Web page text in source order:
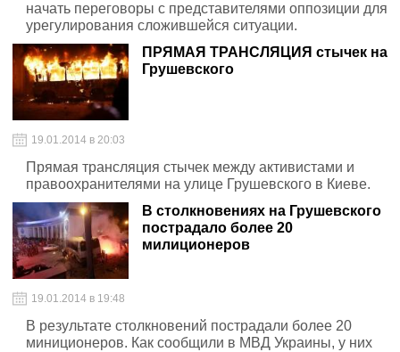
начать переговоры с представителями оппозиции для
урегулирования сложившейся ситуации.
ПРЯМАЯ ТРАНСЛЯЦИЯ стычек на
Грушевского
19.01.2014 в 20:03
Прямая трансляция стычек между активистами и
правоохранителями на улице Грушевского в Киеве.
В столкновениях на Грушевского
пострадало более 20
милиционеров
19.01.2014 в 19:48
В результате столкновений пострадали более 20
миниционеров. Как сообщили в МВД Украины, у них